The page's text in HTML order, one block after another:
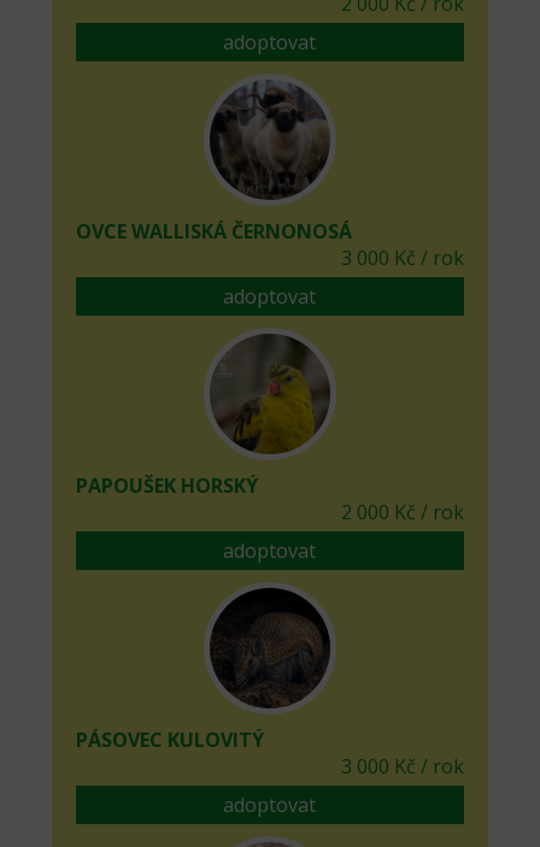
adoptovat
OVCE WALLISKÁ ČERNONOSÁ
3 000 Kč / rok
adoptovat
PAPOUŠEK HORSKÝ
2 000 Kč / rok
adoptovat
PÁSOVEC KULOVITÝ
3 000 Kč / rok
adoptovat